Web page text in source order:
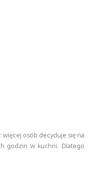
osób decyduje się na
godzin w kuchni. Dlatego